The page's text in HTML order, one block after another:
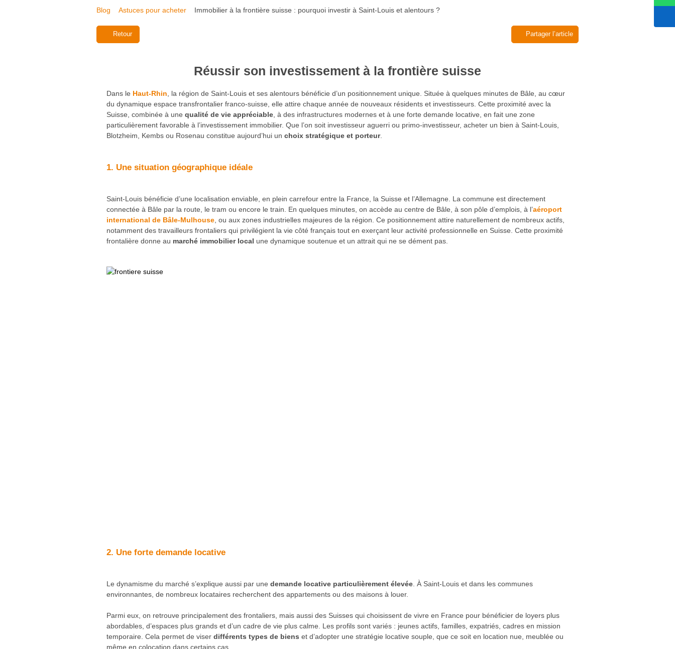
Blog Astuces pour acheter Immobilier à la frontière suisse : pourquoi investir à Saint-Louis et alentours ?
Retour Partager l’article
Réussir son investissement à la frontière suisse
Dans le Haut-Rhin , la région de Saint-Louis et ses alentours bénéficie d’un positionnement unique. Située à quelques minutes de Bâle, au cœur
du dynamique espace transfrontalier franco-suisse, elle attire chaque année de nouveaux résidents et investisseurs. Cette proximité avec la
Suisse, combinée à une qualité de vie appréciable , à des infrastructures modernes et à une forte demande locative, en fait une zone
particulièrement favorable à l’investissement immobilier. Que l’on soit investisseur aguerri ou primo-investisseur, acheter un bien à Saint-Louis,
Blotzheim, Kembs ou Rosenau constitue aujourd’hui un choix stratégique et porteur.
1. Une situation géographique idéale
Saint-Louis bénéficie d’une localisation enviable, en plein carrefour entre la France, la Suisse et l’Allemagne. La commune est directement
connectée à Bâle par la route, le tram ou encore le train. En quelques minutes, on accède au centre de Bâle, à son pôle d’emplois, à l’aéroport
international de Bâle-Mulhouse , ou aux zones industrielles majeures de la région. Ce positionnement attire naturellement de nombreux actifs,
notamment des travailleurs frontaliers qui privilégient la vie côté français tout en exerçant leur activité professionnelle en Suisse. Cette proximité
frontalière donne au marché immobilier local une dynamique soutenue et un attrait qui ne se dément pas.
2. Une forte demande locative
Le dynamisme du marché s’explique aussi par une demande locative particulièrement élevée. À Saint-Louis et dans les communes
environnantes, de nombreux locataires recherchent des appartements ou des maisons à louer.
Parmi eux, on retrouve principalement des frontaliers, mais aussi des Suisses qui choisissent de vivre en France pour bénéficier de loyers plus
abordables, d’espaces plus grands et d’un cadre de vie plus calme. Les profils sont variés : jeunes actifs, familles, expatriés, cadres en mission
temporaire. Cela permet de viser différents types de biens et d’adopter une stratégie locative souple, que ce soit en location nue, meublée ou
même en colocation dans certains cas.